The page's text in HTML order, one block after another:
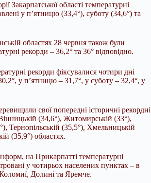
Закарпатської області температурні
у п’ятницю (33,4°), суботу (34,6°) та
областях 28 червня також були
рекорди – 36,2° та 36° відповідно.
рекорди фіксувалися чотири дні
у п’ятницю – 31,7°, у суботу – 32,4°, у
свої попередні історичні рекордні
(34,6°), Житомирській (33°),
Тернопільській (35,5°), Хмельницькій
(35,9°) областях.
на Прикарпатті температурні
у чотирьох населених пунктах – в
Долині та Яремче.